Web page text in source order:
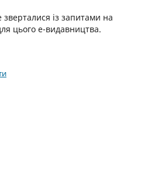
цього е-видавництва.